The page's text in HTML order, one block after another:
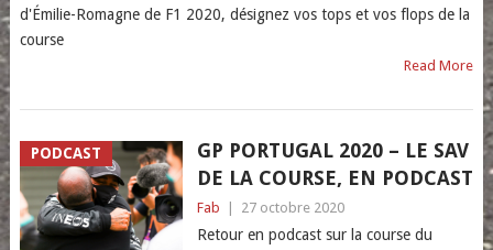
d'Émilie-Romagne de F1 2020, désignez vos tops et vos flops de la
course
Read More
PODCAST
GP PORTUGAL 2020 – LE SAV
DE LA COURSE, EN PODCAST
Fab 27 octobre 2020
Retour en podcast sur la course du